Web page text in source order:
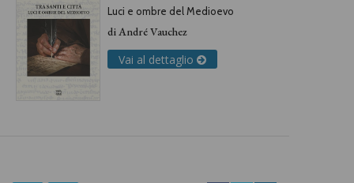
Luci e ombre del Medioevo
diAndré Vauchez
Vai al dettaglio